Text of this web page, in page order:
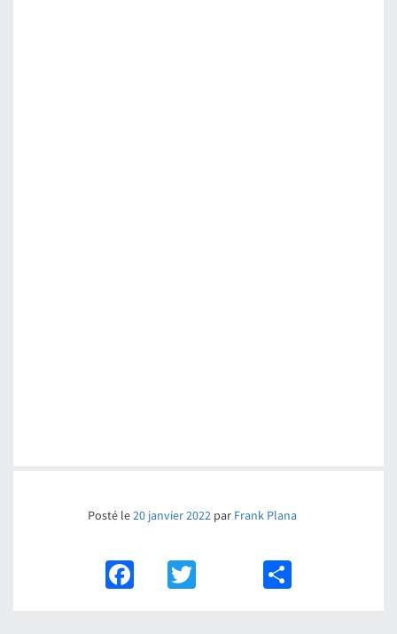
Posté le20 janvier 2022par Frank Plana
FacebookTwitter